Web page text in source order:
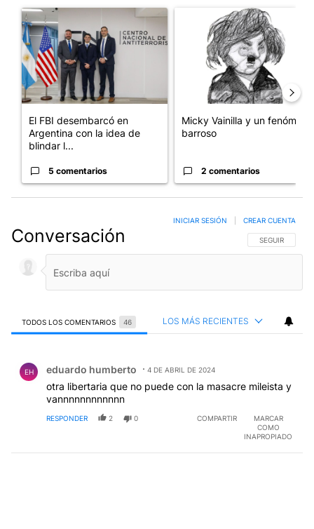
Un artículo de tendencia con el título "El FBI desembarcó en
El FBI desembarcó en
Argentina con la idea de
blindar l...
5 comentarios
Un artículo de tendencia
Micky Vainilla y un fenómeno
barroso
2 comentarios
Conversación SIGA ESTA
SEGUIR
INICIAR SESIÓN CREAR CUENTA
TODOS LOS COMENTARIOS 46 LOS MÁS RECIENTES
EH eduardo humberto 4 DE ABRIL DE 2024
otra libertaria que no puede con la masacre mileista y
vannnnnnnnnnnn
RESPONDER 2 0 COMPARTIR
MARCAR
COMO
INAPROPIADO